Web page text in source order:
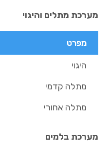
מערכת מתלים והיגוי
מפרט
היגוי
מתלה קדמי
מתלה אחורי
מערכת בלמים